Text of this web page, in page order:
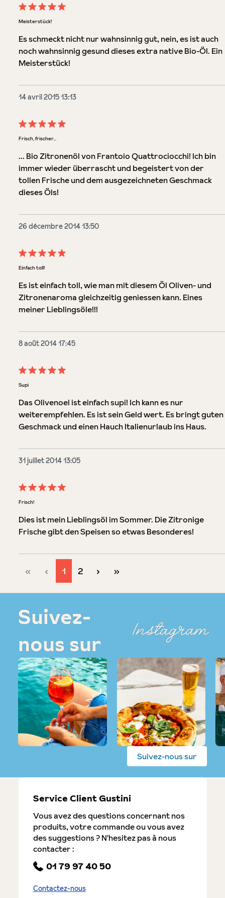
Évaluation avec une note de 5 sur 5 étoiles
Meisterstück!
Es schmeckt nicht nur wahnsinnig gut, nein, es ist auch
noch wahnsinnig gesund dieses extra native Bio-Öl. Ein
Meisterstück!
14 avril 2015 13:13
Évaluation avec une note de 5 sur 5 étoiles
Frisch, frischer...
... Bio Zitronenöl von Frantoio Quattrociocchi! Ich bin
immer wieder überrascht und begeistert von der
tollen Frische und dem ausgezeichneten Geschmack
dieses Öls!
26 décembre 2014 13:50
Évaluation avec une note de 5 sur 5 étoiles
Einfach toll!
Es ist einfach toll, wie man mit diesem Öl Oliven- und
Zitronenaroma gleichzeitig geniessen kann. Eines
meiner Lieblingsöle!!!
8 août 2014 17:45
Évaluation avec une note de 5 sur 5 étoiles
Supi
Das Olivenoel ist einfach supi! Ich kann es nur
weiterempfehlen. Es ist sein Geld wert. Es bringt guten
Geschmack und einen Hauch Italienurlaub ins Haus.
31 juillet 2014 13:05
Évaluation avec une note de 5 sur 5 étoiles
Frisch!
Dies ist mein Lieblingsöl im Sommer. Die Zitronige
Frische gibt den Speisen so etwas Besonderes!
Page
1 Page
2
Suivez-
nous sur
Instagram
Suivez-nous sur
Service Client Gustini
Vous avez des questions concernant nos
produits, votre commande ou vous avez
des suggestions ? N'hesitez pas à nous
contacter :
01 79 97 40 50
Contactez-nous